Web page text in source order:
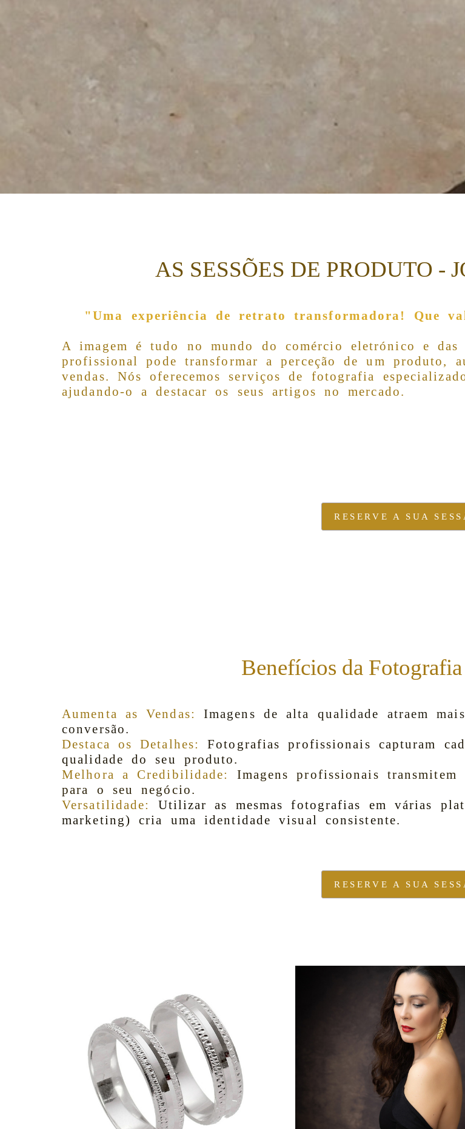
AS SESSÕES DE PRODUTO -
"Uma experiência de retrato transformadora! Que
A imagem é tudo no mundo do comércio eletrónico e das
profissional pode transformar a perceção de um produto,
vendas. Nós oferecemos serviços de fotografia
ajudando-o a destacar os seus artigos no mercado.
RESERVE A SUA
Benefícios da
Aumenta as Vendas: Imagens de alta qualidade atraem
conversão.
Destaca os Detalhes:Fotografias profissionais capturam
qualidade do seu produto.
Melhora a Credibilidade: Imagens profissionais
para o seu negócio.
Versatilidade: Utilizar as mesmas fotografias em várias
marketing) cria uma identidade visual consistente.
RESERVE A SUA